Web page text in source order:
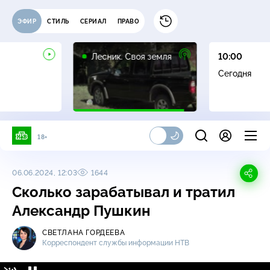
ЭФИР СТИЛЬ СЕРИАЛ ПРАВО
Лесник. Своя земля
16+
10:00
Сегодня
18+
06.06.2024, 12:03 1644
Сколько зарабатывал и тратил
Александр Пушкин
СВЕТЛАНА ГОРДЕЕВА
Корреспондент службы информации НТВ